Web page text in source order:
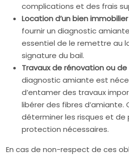
complications et des frais
Location d’un bien immobilier
fournir un diagnostic
essentiel de le remettre au
signature du bail.
Travaux de rénovation ou
diagnostic amiante est
d’entamer des travaux
libérer des fibres d’amiante.
déterminer les risques et de
protection nécessaires.
En cas de non-respect de ces